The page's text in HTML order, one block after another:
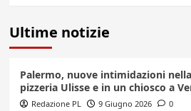
Ultime notizie
Palermo, nuove intimidazioni
pizzeria Ulisse e in un chiosco a
Redazione PL 9 Giugno 2026 0